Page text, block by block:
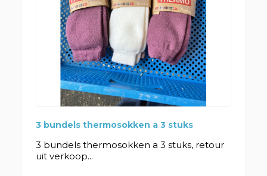
3 bundels thermosokken a 3 stuks
3 bundels thermosokken a 3 stuks, retour
uit verkoop...